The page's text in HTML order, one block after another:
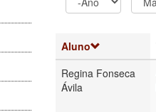
Aluno
Regina Fonseca
Ávila